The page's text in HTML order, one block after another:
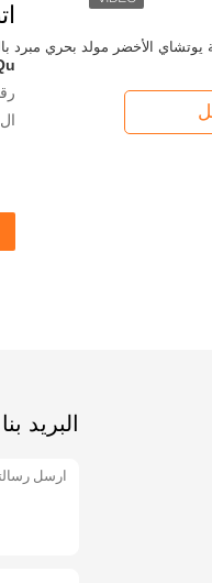
ال WhatsApp :
يوتشاي الأخضر مولد بحري مبرد
البريد بنا